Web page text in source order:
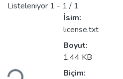
Listeleniyor 1 - 1 / 1
Yükleniyor...
İsim:
license.txt
Boyut:
1.44 KB
Biçim: